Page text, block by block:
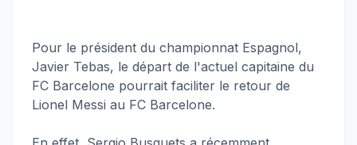
Pour le président du championnat Espagnol,
Javier Tebas, le départ de l'actuel capitaine du
FC Barcelone pourrait faciliter le retour de
Lionel Messi au FC Barcelone.